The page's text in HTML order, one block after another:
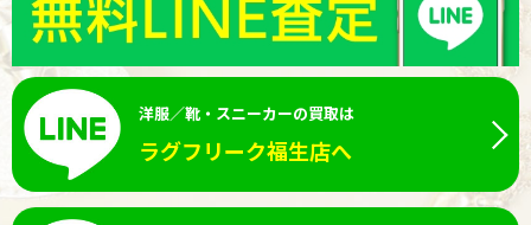
洋服／靴・スニーカーの買取は
ラグフリーク福生店へ